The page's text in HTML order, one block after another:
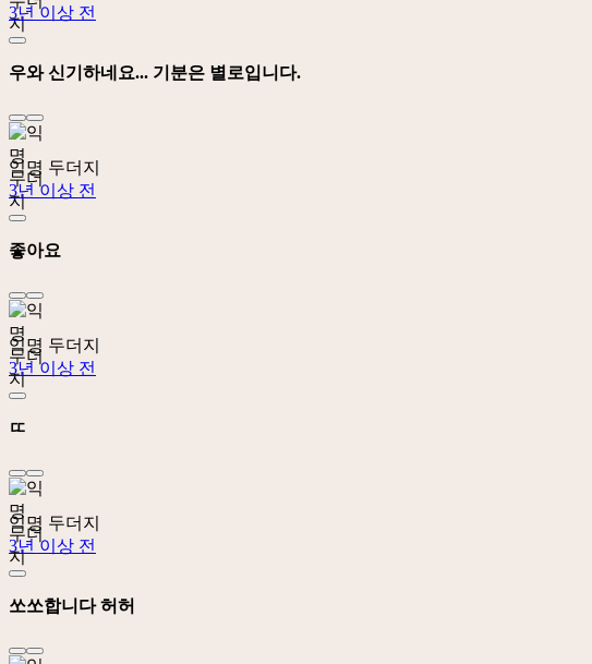
3년 이상 전
우와 신기하네요... 기분은 별로입니다.
익명 두더지
3년 이상 전
좋아요
익명 두더지
3년 이상 전
ㄸ
익명 두더지
3년 이상 전
쏘쏘합니다 허허